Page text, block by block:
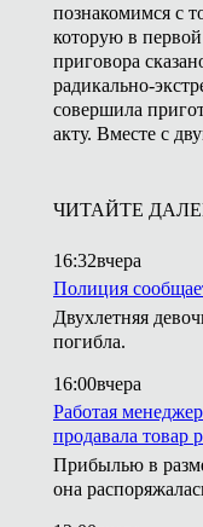
познакомимся с
которую в
приговора
радикально-
совершила
акту. Вместе с
ЧИТАЙТЕ
16:32вчера
Полиция
Двухлетняя
погибла.
16:00вчера
Работая
продавала товар
Прибылью в
она